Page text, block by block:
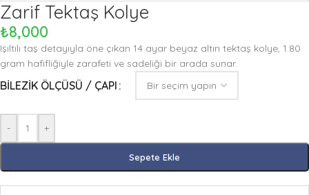
Zarif Tektaş Kolye
₺8,000
Işıltılı taş detayıyla öne çıkan 14 ayar beyaz altın tektaş kolye, 1.80
gram hafifliğiyle zarafeti ve sadeliği bir arada sunar.
BILEZIK ÖLÇÜSÜ / ÇAPI
- +
Sepete Ekle